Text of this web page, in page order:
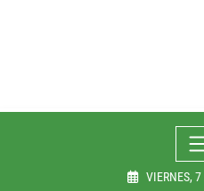
VIERNES,